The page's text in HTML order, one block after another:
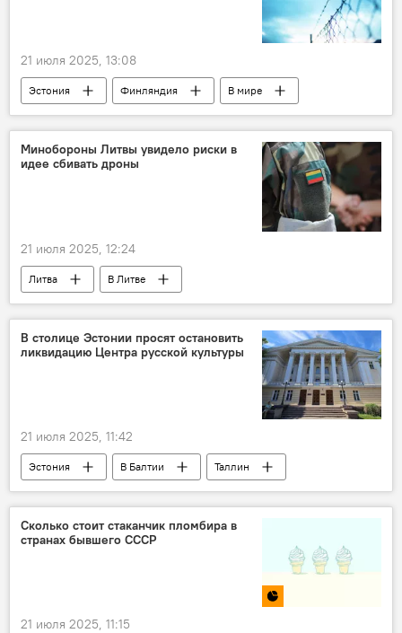
21 июля 2025, 13:08
Эстония Финляндия
В мире
общество
тюрьма
Минобороны Литвы увидело риски в
идее сбивать дроны
21 июля 2025, 12:24
Литва
В Литве
Минобороны Литвы
дрон
беспилотник
Сейм Литвы
Инциденты с дронами в Литве
В столице Эстонии просят остановить
ликвидацию Центра русской культуры
21 июля 2025, 11:42
Эстония В Балтии
Таллин
русскоязычные
Общество
Сколько стоит стаканчик пломбира в
странах бывшего СССР
21 июля 2025, 11:15